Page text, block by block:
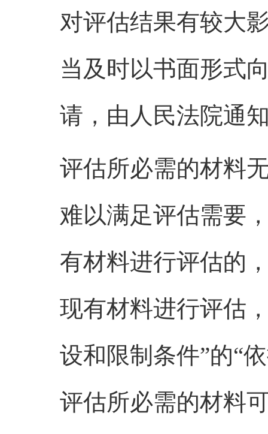
对评估结果有较大
当及时以书面形式
请，由人民法院通
评估所必需的材料
难以满足评估需要
有材料进行评估的
现有材料进行评估
设和限制条件”的“
评估所必需的材料